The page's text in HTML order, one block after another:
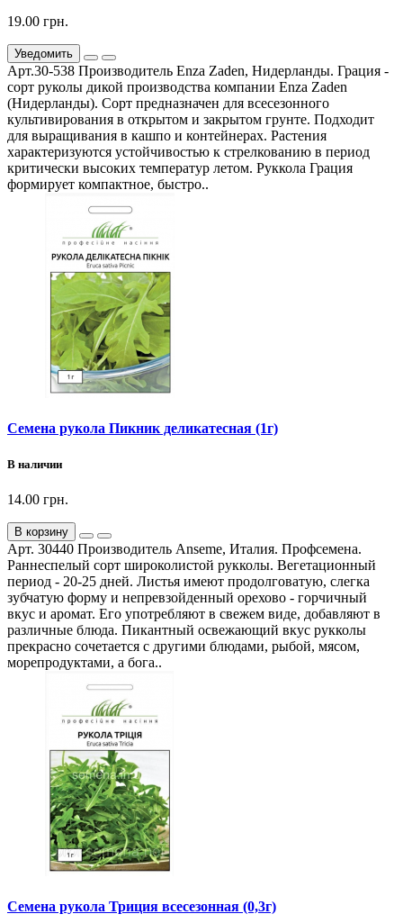
19.00 грн.
Уведомить
Арт.30-538 Производитель Enza Zaden, Нидерланды. Грация -
сорт руколы дикой производства компании Enza Zaden
(Нидерланды). Сорт предназначен для всесезонного
культивирования в открытом и закрытом грунте. Подходит
для выращивания в кашпо и контейнерах. Растения
характеризуются устойчивостью к стрелкованию в период
критически высоких температур летом. Руккола Грация
формирует компактное, быстро..
Семена рукола Пикник деликатесная (1г)
В наличии
14.00 грн.
В корзину
Арт. 30440 Производитель Anseme, Италия. Профсемена.
Раннеспелый сорт широколистой рукколы. Вегетационный
период - 20-25 дней. Листья имеют продолговатую, слегка
зубчатую форму и непревзойденный орехово - горчичный
вкус и аромат. Его употребляют в свежем виде, добавляют в
различные блюда. Пикантный освежающий вкус рукколы
прекрасно сочетается с другими блюдами, рыбой, мясом,
морепродуктами, а бога..
Семена рукола Триция всесезонная (0,3г)